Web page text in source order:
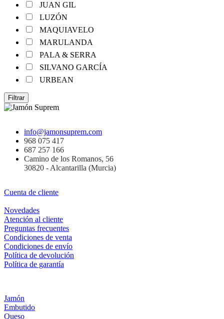
JUAN GIL
LUZÓN
MAQUIAVELO
MARULANDA
PALA & SERRA
SILVANO GARCÍA
URBEAN
Filtrar
info@jamonsuprem.com
968 075 417
687 257 166
Camino de los Romanos, 56
30820 - Alcantarilla (Murcia)
Cuenta de cliente
Novedades
Atención al cliente
Preguntas frecuentes
Condiciones de venta
Condiciones de envío
Política de devolución
Política de garantía
Jamón
Embutido
Queso